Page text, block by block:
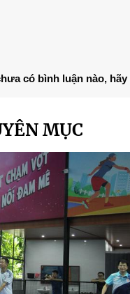
có bình luận nào,
MỤC